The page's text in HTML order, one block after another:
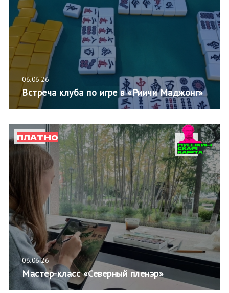
06.06.26
Встреча клуба по игре в «Риичи Маджонг»
ПЛАТНО
06.06.26
Мастер-класс «Северный пленэр»